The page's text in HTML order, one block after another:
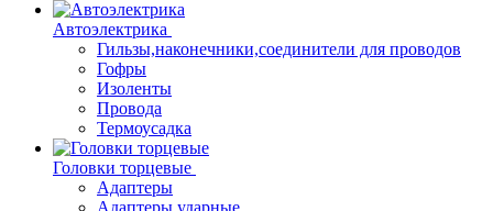
Автоэлектрика
Гильзы,наконечники,соединители для проводов
Гофры
Изоленты
Провода
Термоусадка
Головки торцевые
Адаптеры
Адаптеры ударные